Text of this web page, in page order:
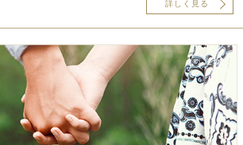
詳しく見る